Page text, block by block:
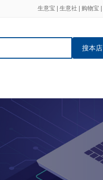
生意宝 生意社 购物宝
搜本店